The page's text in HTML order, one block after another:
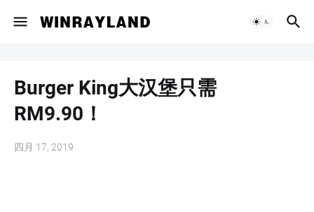
Burger King大汉堡只需
RM9.90！
四月 17, 2019